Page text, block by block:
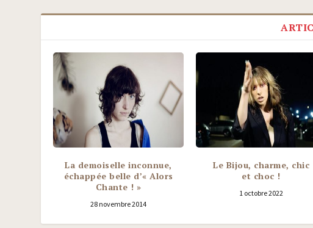
La demoiselle inconnue,
échappée belle d’« Alors
Chante ! »
28 novembre 2014
Le Bijou, charme, chic
et choc !
1 octobre 2022